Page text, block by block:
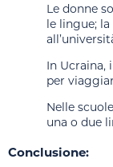
Le donne
le lingue;
In Ucraina,
per
Nelle
una o due
Conclusione: